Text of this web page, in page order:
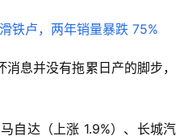
息并没有拖累日产的脚步，
自达（上涨 1.9%）、长城汽